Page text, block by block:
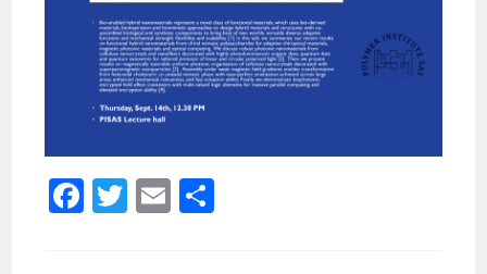
F T E